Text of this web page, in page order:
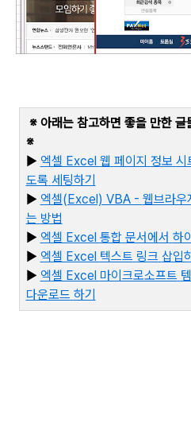
※ 아래는 참고하면 좋을 만한 글
※
▶ 엑셀 Excel 웹 페이지 정보 시
도록 세팅하기
▶ 엑셀(Excel) VBA - 웹브라우
는 방법
▶ 엑셀 Excel 통합 문서에서 하
▶ 엑셀 Excel 텍스트 링크 삽입
▶ 엑셀 Excel 마이크로소프트
다운로드 하기